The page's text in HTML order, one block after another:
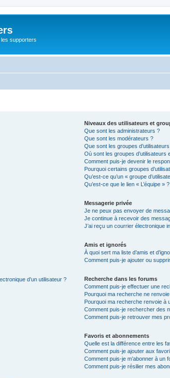
supporters
d’un utilisateur ?
Niveaux des utilisateurs et
Que sont les administrateurs ?
Que sont les modérateurs ?
Que sont les groupes
Où sont les groupes d’utilisateurs
Comment puis-je devenir le
Pourquoi certains groupes
Qu’est-ce qu’un « groupe
Qu’est-ce que le lien « L’équipe » ?
Messagerie privée
Je ne peux pas envoyer de
Je continue à recevoir des
J’ai reçu un courrier électronique
Amis et ignorés
À quoi sert ma liste d’amis et
Comment puis-je ajouter ou
Recherche dans les forums
Comment puis-je effectuer une
Pourquoi ma recherche ne
Pourquoi ma recherche renvoie à
Comment puis-je rechercher des
Comment puis-je retrouver mes
Favoris et abonnements
Quelle est la différence entre les
Comment puis-je ajouter aux
Comment puis-je m’abonner à un
Comment puis-je résilier mes